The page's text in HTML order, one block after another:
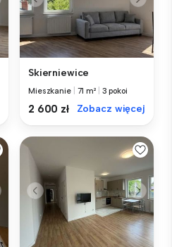
Skierniewice
Mieszkanie 71 m² 3 pokoi
2 600 zł Zobacz więcej